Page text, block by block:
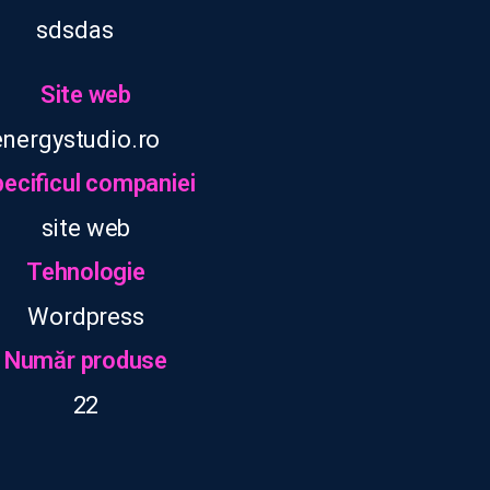
sdsdas
Site web
companiei
site web
Tehnologie
Wordpress
Număr produse
22